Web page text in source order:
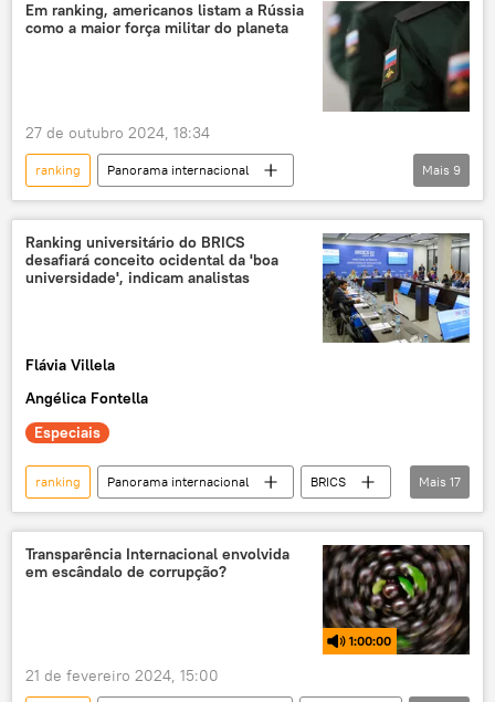
Nova Indústria Brasil (NIB)
indústria
sustentabilidade
digital
Economia
Em ranking, americanos listam a Rússia
como a maior força militar do planeta
27 de outubro 2024, 18:34
ranking
Panorama internacional
Américas
Ásia e Oceania
Rússia
Brasil
América do Sul
Organização dos Estados Americanos (OEA)
Mais 9
Ranking universitário do BRICS
desafiará conceito ocidental da 'boa
universidade', indicam analistas
Flávia Villela
Angélica Fontella
Especiais
ranking Panorama internacional
BRICS
Brasil
exclusiva
educação
acadêmicos
desenvolvimento
universidades
melhores universidades
Estados Unidos
EUA
Mais 17
Transparência Internacional envolvida
em escândalo de corrupção?
1:00:00
21 de fevereiro 2024, 15:00